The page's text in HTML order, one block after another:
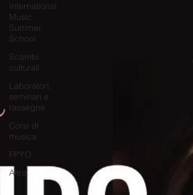
International
Music
Summer
School
Scambi
culturali
Laboratori,
seminari e
rassegne
Corsi di
musica
FPYO
Altro